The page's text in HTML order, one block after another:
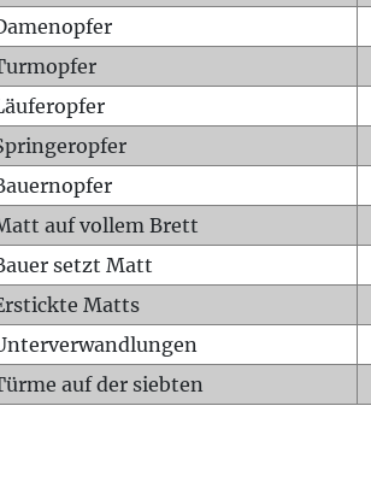
auf vollem Brett
setzt Matt
Matts
auf der siebten